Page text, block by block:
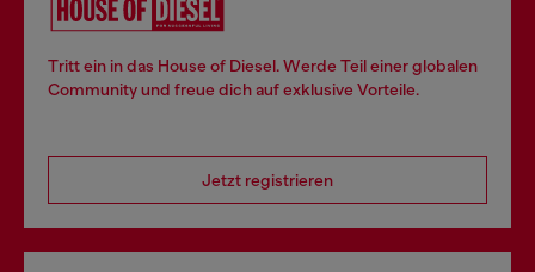
Tritt ein in das House of Diesel. Werde Teil einer globalen
Community und freue dich auf exklusive Vorteile.
Jetzt registrieren